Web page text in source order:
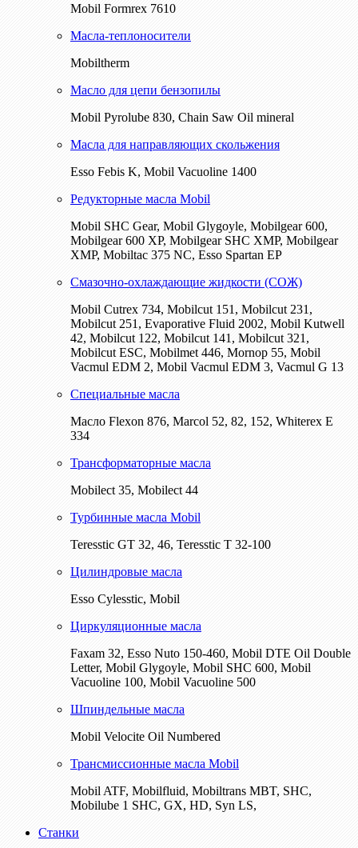
Mobil Formrex 7610
Масла-теплоносители
Mobiltherm
Масло для цепи бензопилы
Mobil Pyrolube 830, Chain Saw Oil mineral
Масла для направляющих скольжения
Esso Febis K, Mobil Vacuoline 1400
Редукторные масла Mobil
Mobil SHC Gear, Mobil Glygoyle, Mobilgear 600,
Mobilgear 600 XP, Mobilgear SHC XMP, Mobilgear
XМP, Mobiltac 375 NC, Esso Spartan EP
Смазочно-охлаждающие жидкости (СОЖ)
Mobil Cutrex 734, Mobilcut 151, Mobilcut 231,
Mobilcut 251, Evaporative Fluid 2002, Mobil Kutwell
42, Mobilcut 122, Mobilcut 141, Mobilcut 321,
Mobilcut ESC, Mobilmet 446, Mornop 55, Mobil
Vacmul EDM 2, Mobil Vacmul EDM 3, Vacmul G 13
Специальные масла
Масло Flexon 876, Marcol 52, 82, 152, Whiterex E
334
Трансформаторные масла
Mobilect 35, Mobilect 44
Турбинные масла Mobil
Teresstic GT 32, 46, Teresstic T 32-100
Цилиндровые масла
Esso Cylesstic, Mobil
Циркуляционные масла
Faxam 32, Esso Nuto 150-460, Mobil DTE Oil Double
Letter, Mobil Glygoyle, Mobil SHC 600, Mobil
Vacuoline 100, Mobil Vacuoline 500
Шпиндельные масла
Mobil Velocite Oil Numbered
Трансмиссионные масла Mobil
Mobil ATF, Mobilfluid, Mobiltrans MBT, SHC,
Mobilube 1 SHC, GX, HD, Syn LS,
Станки